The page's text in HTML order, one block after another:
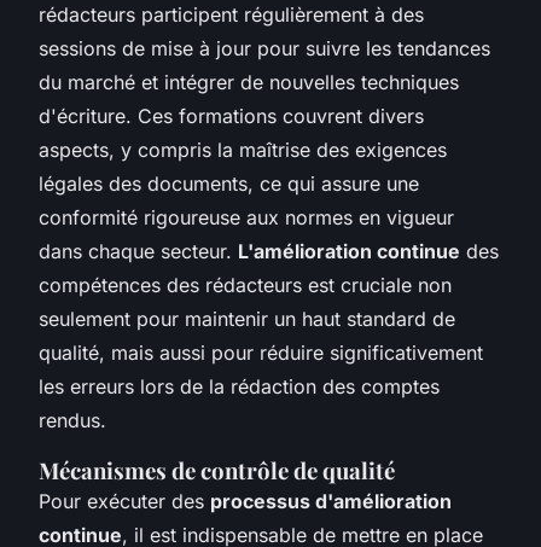
rédacteurs participent régulièrement à des
sessions de mise à jour pour suivre les tendances
du marché et intégrer de nouvelles techniques
d'écriture. Ces formations couvrent divers
aspects, y compris la maîtrise des exigences
légales des documents, ce qui assure une
conformité rigoureuse aux normes en vigueur
dans chaque secteur. L'amélioration continue des
compétences des rédacteurs est cruciale non
seulement pour maintenir un haut standard de
qualité, mais aussi pour réduire significativement
les erreurs lors de la rédaction des comptes
rendus.
Mécanismes de contrôle de qualité
Pour exécuter des processus d'amélioration
continue, il est indispensable de mettre en place